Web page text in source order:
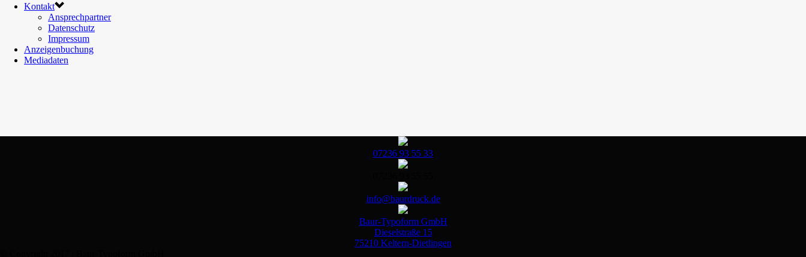
Kontakt
Ansprechpartner
Datenschutz
Impressum
Anzeigenbuchung
Mediadaten
07236 93 55 33
info@baurdruck.de
Baur-Typoform GmbH
Dieselstraße 15
75210 Keltern-Dietlingen